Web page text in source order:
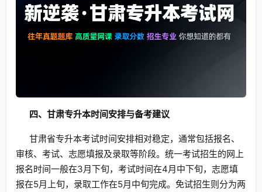
四、甘肃专升本时间安排与备考建议
甘肃省专升本考试时间安排相对稳定，通常包括报名、
审核、考试、志愿填报及录取等阶段。统一考试招生的网上
报名时间一般在3月下旬，考试时间在4月中下旬，志愿填
报在5月上旬，录取工作在5月中旬完成。免试招生则分为两